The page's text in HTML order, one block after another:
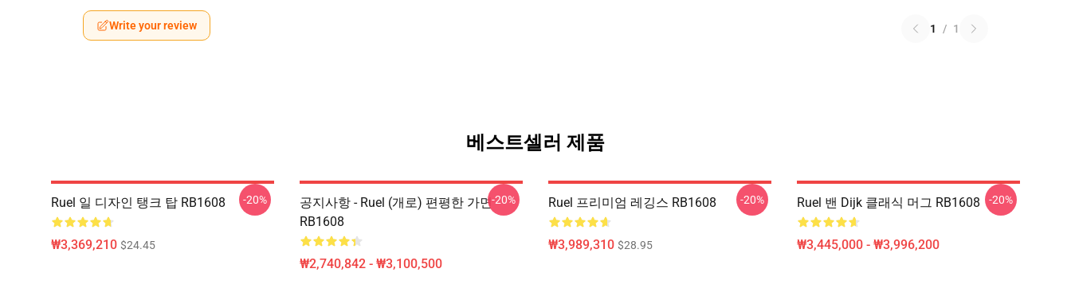
Write your review 1 / 1
베스트셀러 제품
Ruel 일 디자인 탱크 탑 RB1608
₩3,369,210 $24.45
-20%
공지사항 - Ruel (개로) 편평한 가면
RB1608
₩2,740,842 - ₩3,100,500
-20% Ruel 프리미엄 레깅스 RB1608
₩3,989,310 $28.95
-20% Ruel 밴 Dijk 클래식 머그 RB1608
₩3,445,000 - ₩3,996,200
-20%